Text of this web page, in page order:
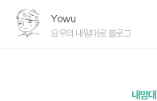
Yowu
요우의 내맘대로 블로그
내맘